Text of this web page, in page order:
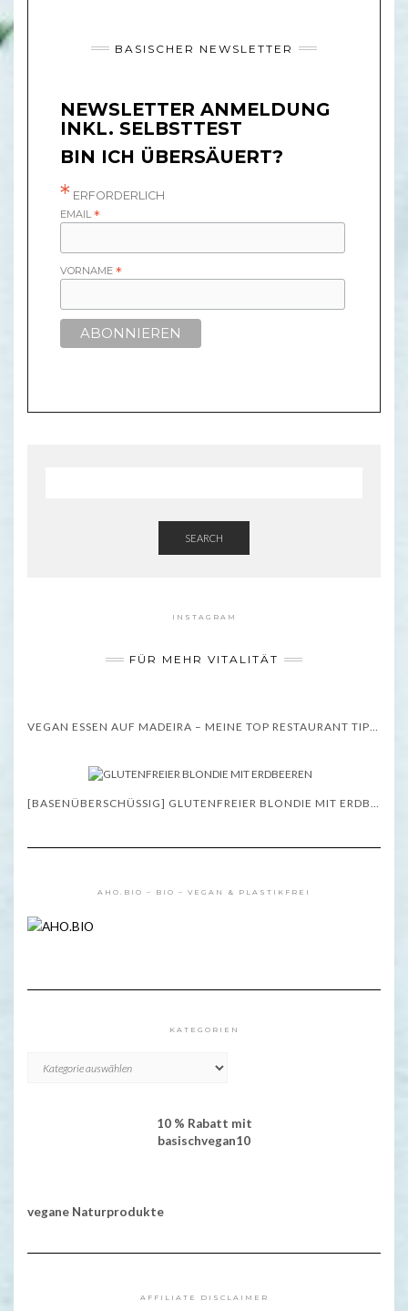
BASISCHER NEWSLETTER
NEWSLETTER ANMELDUNG
INKL. SELBSTTEST
BIN ICH ÜBERSÄUERT?
* ERFORDERLICH
EMAIL*
VORNAME*
SEARCH
INSTAGRAM
FÜR MEHR VITALITÄT
VEGAN ESSEN AUF MADEIRA – MEINE TOP RESTAURANT TIPPS – WISSENSWERTES
AHO.BIO – BIO – VEGAN & PLASTIKFREI
KATEGORIEN
10 % Rabatt mit
basischvegan10
vegane Naturprodukte
AFFILIATE DISCLAIMER